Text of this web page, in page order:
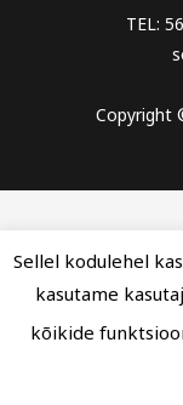
TEL:
Copyright
Sellel kodulehel
kasutame
kõikide